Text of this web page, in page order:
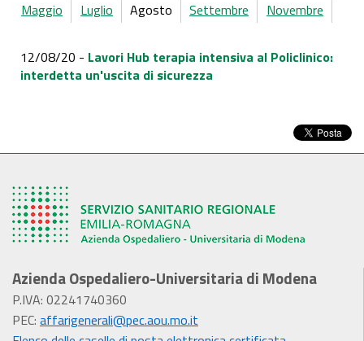
Maggio
Luglio Agosto Settembre Novembre
12/08/20 - Lavori Hub terapia intensiva al Policlinico:
interdetta un'uscita di sicurezza
Azienda Ospedaliero-Universitaria di Modena
P.IVA: 02241740360
PEC: affarigenerali@pec.aou.mo.it